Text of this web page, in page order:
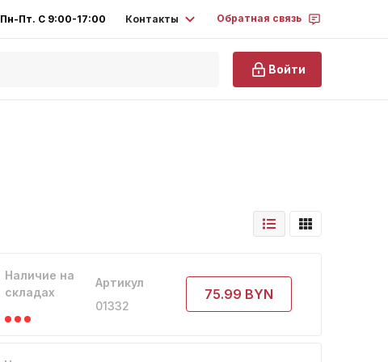
Пн-Пт. С 9:00-17:00 Контакты Обратная связь
Войти
Наличие на
складах
Артикул
01332
75.99 BYN